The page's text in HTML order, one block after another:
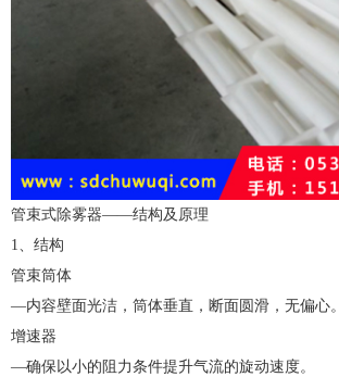
管束式除雾器——结构及原理
1、结构
管束筒体
—内容壁面光洁，筒体垂直，断面圆滑，无偏心。
增速器
—确保以小的阻力条件提升气流的旋动速度。